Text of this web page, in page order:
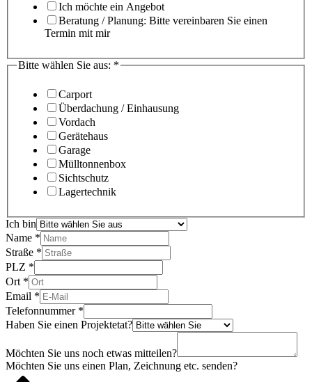
Ich möchte ein Angebot
Beratung / Planung: Bitte vereinbaren Sie einen
Termin mit mir
Bitte wählen Sie aus: *
Carport
Überdachung / Einhausung
Vordach
Gerätehaus
Garage
Mülltonnenbox
Sichtschutz
Lagertechnik
Ich bin
Name *
Straße *
PLZ *
Ort *
Email *
Telefonnummer *
Haben Sie einen Projektetat?
Möchten Sie uns noch etwas mitteilen?
Möchten Sie uns einen Plan, Zeichnung etc. senden?